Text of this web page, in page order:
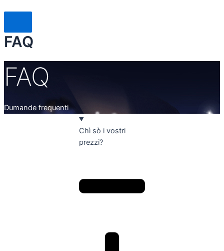
FAQ
FAQ
Dumande frequenti
Chì sò i vostri
prezzi?